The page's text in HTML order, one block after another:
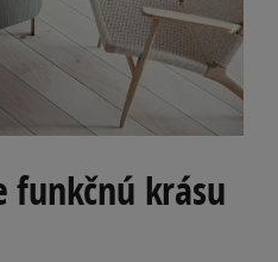
funkčnú krásu